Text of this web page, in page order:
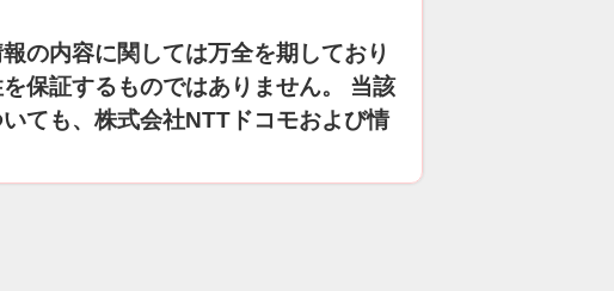
の内容に関しては万全を期しており
保証するものではありません。 当該
ても、株式会社NTTドコモおよび情